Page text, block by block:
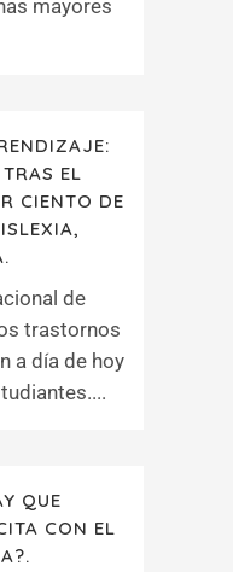
mayores
EL
CIENTO DE
de
trastornos
a día de hoy
QUE
CON EL